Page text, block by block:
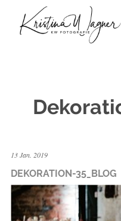
13 Jan. 2019
DEKORATION-35_BLOG